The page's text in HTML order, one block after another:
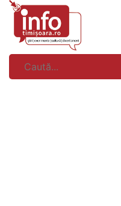
Skip
content